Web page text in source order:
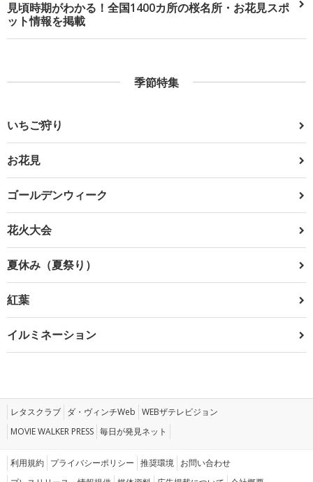
見頃時期がわかる！全国1400カ所の桜名所・お花見スポ
ット情報を掲載
季節特集
いちご狩り
お花見
ゴールデンウィーク
花火大会
夏休み（夏祭り）
紅葉
イルミネーション
レタスクラブ ダ・ヴィンチWeb WEBザテレビジョン
MOVIE WALKER PRESS 毎日が発見ネット
利用規約 プライバシーポリシー 推奨環境 お問い合わせ